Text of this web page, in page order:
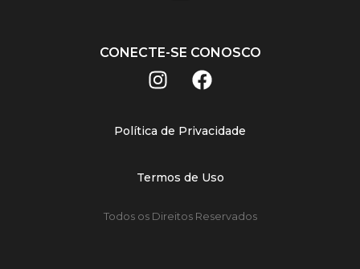
CONECTE-SE CONOSCO
Política de Privacidade
Termos de Uso
Todos os Direitos Reservados